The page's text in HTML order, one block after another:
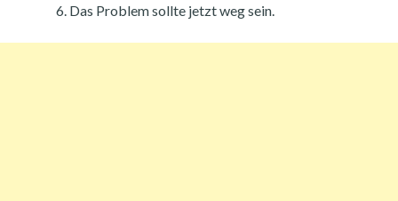
Das Problem sollte jetzt weg sein.